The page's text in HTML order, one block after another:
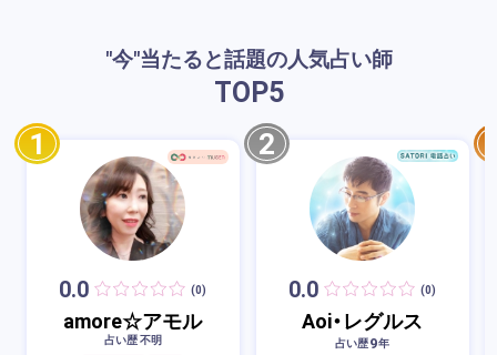
"今"当たると話題の人気占い師
TOP5
1
0.0 (0)
amore☆アモル
占い歴 不明
2
0.0 (0)
Aoi・レグルス
占い歴9年